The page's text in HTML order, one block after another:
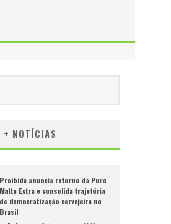
+ NOTÍCIAS
Proibida anuncia retorno da Puro
Malte Extra e consolida trajetória
de democratização cervejeira no
Brasil